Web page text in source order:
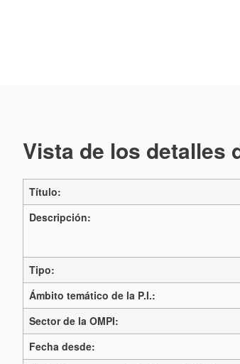
Vista de los detalles
Título:
Descripción:
Tipo:
Ámbito temático de la P.I.:
Sector de la OMPI:
Fecha desde: